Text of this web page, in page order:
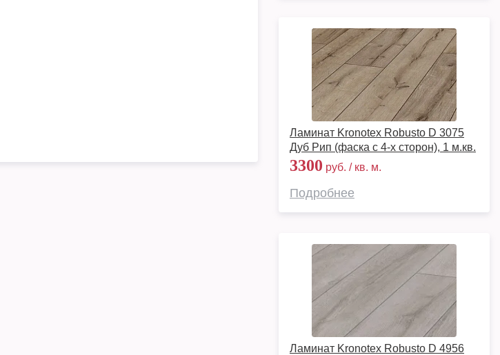
Ламинат Kronotex Robusto D 3075
Дуб Рип (фаска с 4-х сторон), 1 м.кв.
3300 руб. / кв. м.
Подробнее
Ламинат Kronotex Robusto D 4956